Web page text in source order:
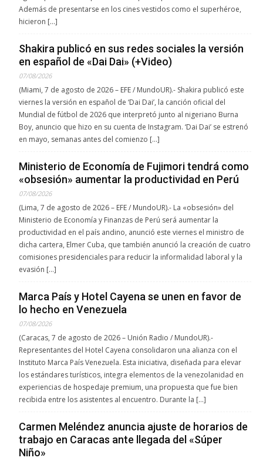
Además de presentarse en los cines vestidos como el superhéroe,
hicieron […]
Shakira publicó en sus redes sociales la versión
en español de «Dai Dai» (+Video)
07/08/2026
(Miami, 7 de agosto de 2026 – EFE / MundoUR).- Shakira publicó este
viernes la versión en español de ‘Dai Dai’, la canción oficial del
Mundial de fútbol de 2026 que interpretó junto al nigeriano Burna
Boy, anuncio que hizo en su cuenta de Instagram. ‘Dai Dai’ se estrenó
en mayo, semanas antes del comienzo […]
Ministerio de Economía de Fujimori tendrá como
«obsesión» aumentar la productividad en Perú
07/08/2026
(Lima, 7 de agosto de 2026 – EFE / MundoUR).- La «obsesión» del
Ministerio de Economía y Finanzas de Perú será aumentar la
productividad en el país andino, anunció este viernes el ministro de
dicha cartera, Elmer Cuba, que también anunció la creación de cuatro
comisiones presidenciales para reducir la informalidad laboral y la
evasión […]
Marca País y Hotel Cayena se unen en favor de
lo hecho en Venezuela
07/08/2026
(Caracas, 7 de agosto de 2026 – Unión Radio / MundoUR).-
Representantes del Hotel Cayena consolidaron una alianza con el
Instituto Marca País Venezuela. Esta iniciativa, diseñada para elevar
los estándares turísticos, integra elementos de la venezolanidad en
experiencias de hospedaje premium, una propuesta que fue bien
recibida entre los asistentes al encuentro. Durante la […]
Carmen Meléndez anuncia ajuste de horarios de
trabajo en Caracas ante llegada del «Súper
Niño»